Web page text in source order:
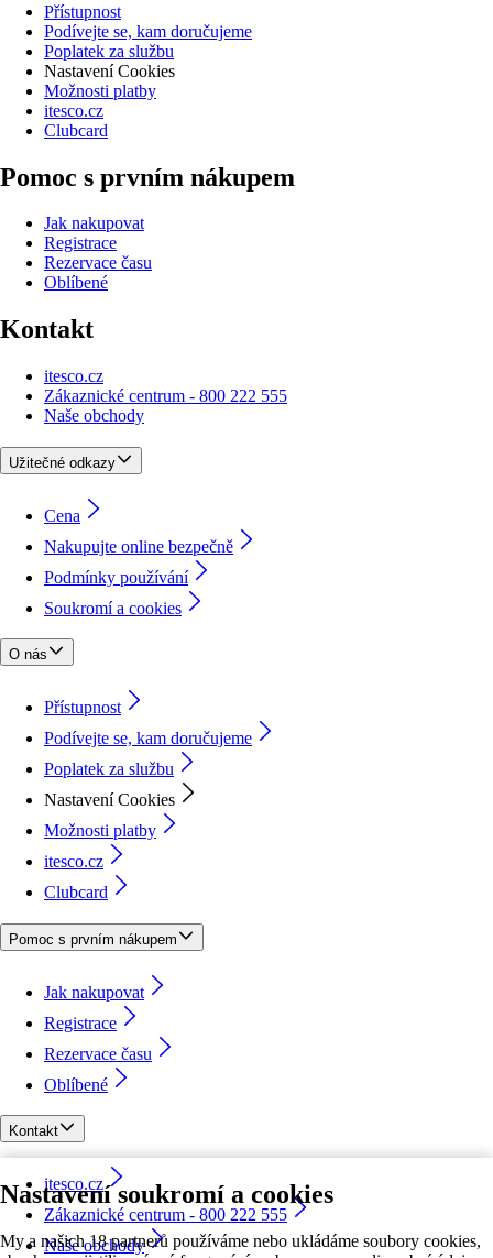
Nastavení soukromí a cookies
My a našich 18 partnerů používáme nebo ukládáme soubory cookies,
Přístupnost
Podívejte se, kam doručujeme
Poplatek za službu
Nastavení Cookies
Možnosti platby
itesco.cz
Clubcard
Pomoc s prvním nákupem
Jak nakupovat
Registrace
Rezervace času
Oblíbené
Kontakt
itesco.cz
Zákaznické centrum - 800 222 555
Naše obchody
Užitečné odkazy
Cena
Nakupujte online bezpečně
Podmínky používání
Soukromí a cookies
O nás
Přístupnost
Podívejte se, kam doručujeme
Poplatek za službu
Nastavení Cookies
Možnosti platby
itesco.cz
Clubcard
Pomoc s prvním nákupem
Jak nakupovat
Registrace
Rezervace času
Oblíbené
Kontakt
itesco.cz
Zákaznické centrum - 800 222 555
Naše obchody